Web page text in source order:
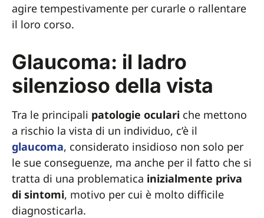
agire tempestivamente per curarle o rallentare
il loro corso.
Glaucoma: il ladro
silenzioso della vista
Tra le principali patologie oculari che mettono
a rischio la vista di un individuo, c’è il
glaucoma, considerato insidioso non solo per
le sue conseguenze, ma anche per il fatto che si
tratta di una problematica inizialmente priva
di sintomi, motivo per cui è molto difficile
diagnosticarla.